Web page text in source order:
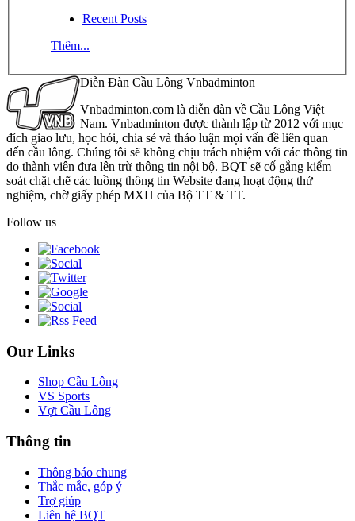
Recent Posts
Thêm...
Diễn Đàn Cầu Lông Vnbadminton
Vnbadminton.com là diễn đàn về Cầu Lông Việt
Nam. Vnbadminton được thành lập từ 2012 với mục
đích giao lưu, học hỏi, chia sẻ và thảo luận mọi vấn đề liên quan
đến cầu lông. Chúng tôi sẽ không chịu trách nhiệm với các thông tin
do thành viên đưa lên trừ thông tin nội bộ. BQT sẽ cố gắng kiểm
soát chặt chẽ các luồng thông tin Website đang hoạt động thử
nghiệm, chờ giấy phép MXH của Bộ TT & TT.
Follow us
Our Links
Shop Cầu Lông
VS Sports
Vợt Cầu Lông
Thông tin
Thông báo chung
Thắc mắc, góp ý
Trợ giúp
Liên hệ BQT